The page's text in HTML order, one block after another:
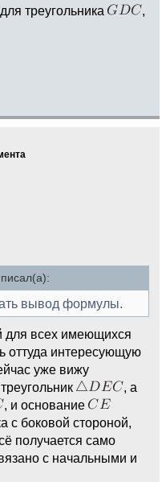
треугольника
,
писал(а):
вывод формулы.
для всех имеющихся
оттуда интересующую
уже вижу
, а
, и основание
с боковой стороной,
получается само
с начальными и